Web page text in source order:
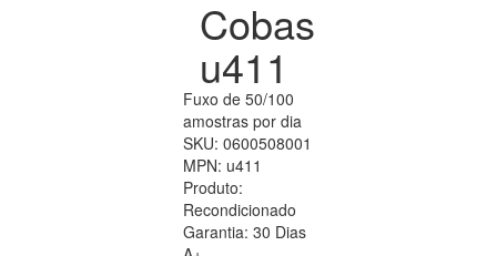
Cobas
u411
Fuxo de 50/100
amostras por dia
SKU: 0600508001
MPN: u411
Produto:
Recondicionado
Garantia: 30 Dias